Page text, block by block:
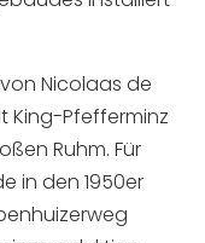
Nicolaas de
King-Pfefferminz
Ruhm. Für
in den 1950er